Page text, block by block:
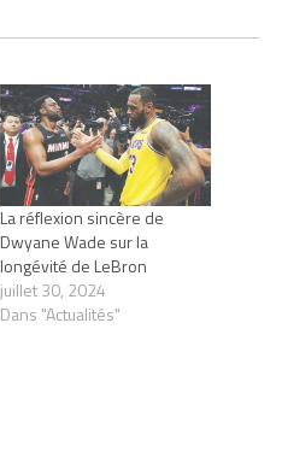
La réflexion sincère de
Dwyane Wade sur la
longévité de LeBron
juillet 30, 2024
Dans "Actualités"